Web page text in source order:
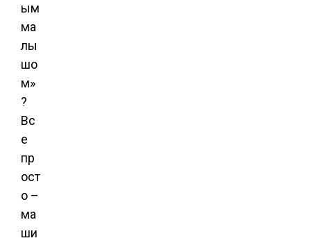
ым
ма
лы
шо
м»
?
Вс
е
пр
ост
о –
ма
ши